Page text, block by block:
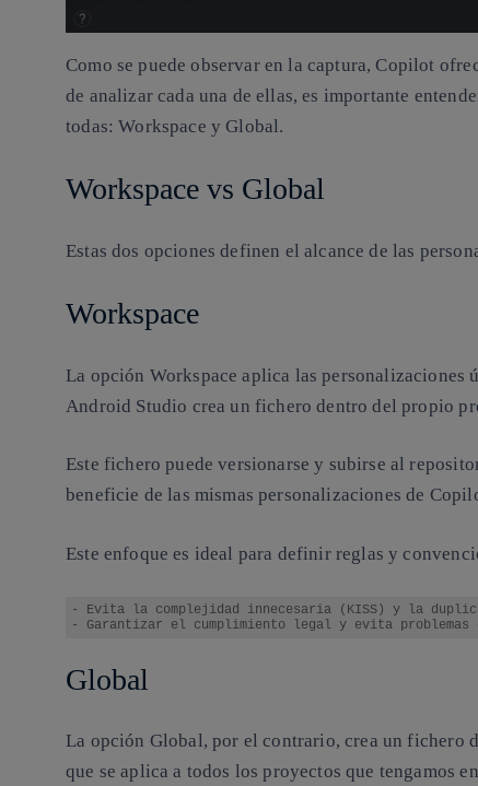
Como se puede observar en la captura, Copilot
de analizar cada una de ellas, es importante
todas:Workspace yGlobal.
Workspace vs Global
Estas dos opciones definen el alcance de las
Workspace
La opción Workspace aplica las personalizaciones
Android Studio crea un fichero dentro del propio
Este fichero puede versionarse y subirse al
beneficie de las mismas personalizaciones de
Este enfoque es ideal para definir reglas y
- Evita la complejidad innecesaria (KISS) y la
- Garantizar el cumplimiento legal y evita
Global
La opción Global, por el contrario, crea un fichero
que se aplica a todos los proyectos que tengamos